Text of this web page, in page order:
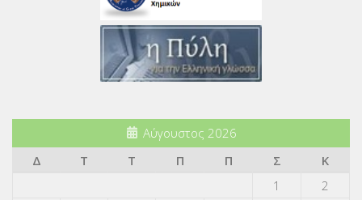
Αύγουστος 2026
Δ
Τ Τ Π Π Σ
Κ
1
2